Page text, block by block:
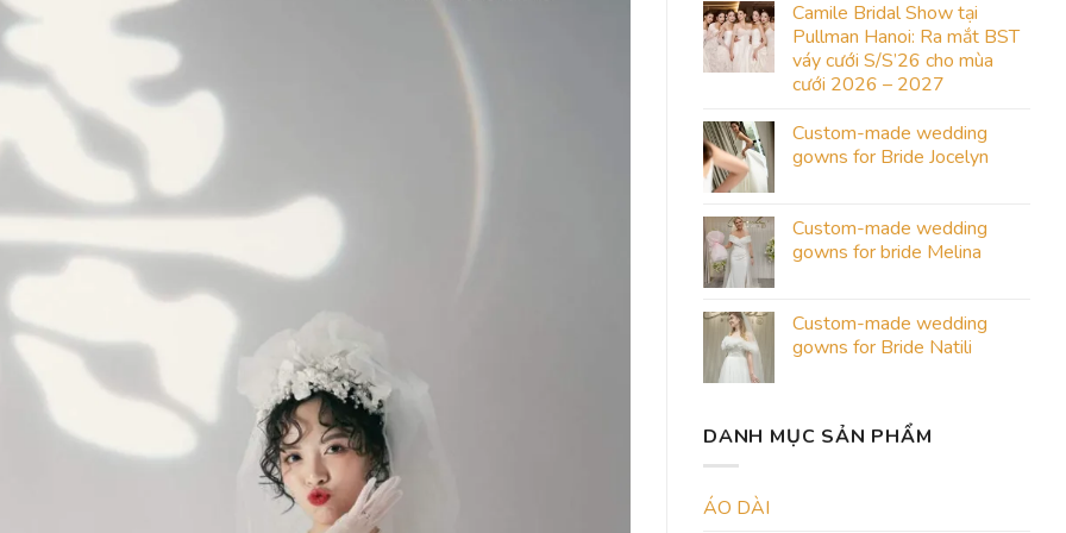
Camile Bridal Show tại
Pullman Hanoi: Ra mắt BST
váy cưới S/S’26 cho mùa
cưới 2026 – 2027
Custom-made wedding
gowns for Bride Jocelyn
Custom-made wedding
gowns for bride Melina
Custom-made wedding
gowns for Bride Natili
DANH MỤC SẢN PHẨM
ÁO DÀI